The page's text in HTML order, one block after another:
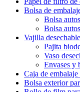
Bolsa de
Bolsa
Bolsa
Vajilla desechable
Pajita
Vaso
Envases y
Caja de
Bolsa exterior